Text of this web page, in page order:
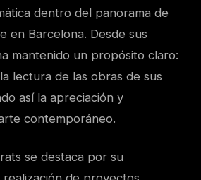
dentro del panorama de
en Barcelona. Desde sus
mantenido un propósito claro:
lectura de las obras de sus
así la apreciación y
contemporáneo.
se destaca por su